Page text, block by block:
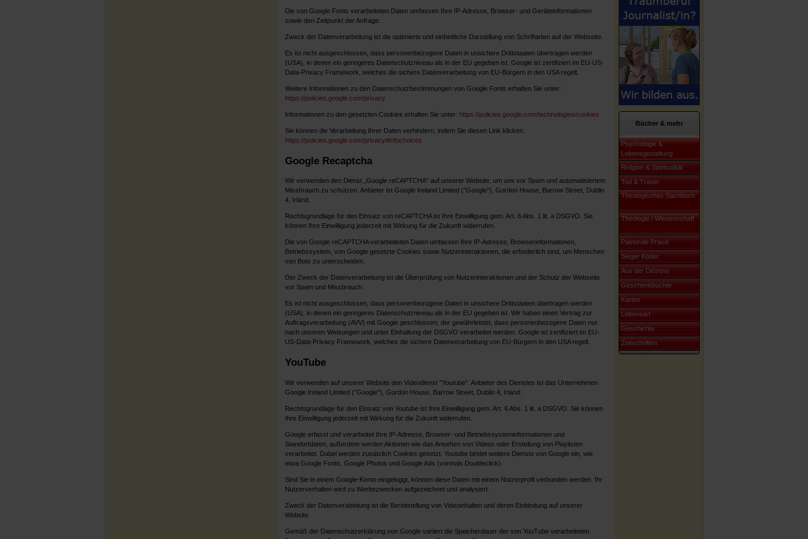
Die von Google Fonts verarbeiteten Daten umfassen Ihre IP-Adresse, Browser- und Geräteinformationen
sowie den Zeitpunkt der Anfrage.
Zweck der Datenverarbeitung ist die optimierte und einheitliche Darstellung von Schriftarten auf der Webseite.
Es ist nicht ausgeschlossen, dass personenbezogene Daten in unsichere Drittstaaten übertragen werden
(USA), in denen ein geringeres Datenschutzniveau als in der EU gegeben ist. Google ist zertifiziert im EU-US-
Data-Privacy Framework, welches die sichere Datenverarbeitung von EU-Bürgern in den USA regelt.
Weitere Informationen zu den Datenschutzbestimmungen von Google Fonts erhalten Sie unter:
https://policies.google.com/privacy
Informationen zu den gesetzten Cookies erhalten Sie unter: https://policies.google.com/technologies/cookies
Sie können die Verarbeitung Ihrer Daten verhindern, indem Sie diesen Link klicken:
https://policies.google.com/privacy#infochoices
Google Recaptcha
Wir verwenden den Dienst „Google reCAPTCHA“ auf unserer Website, um uns vor Spam und automatisiertem
Missbrauch zu schützen. Anbieter ist Google Ireland Limited ("Google"), Gordon House, Barrow Street, Dublin
4, Irland.
Rechtsgrundlage für den Einsatz von reCAPTCHA ist Ihre Einwilligung gem. Art. 6 Abs. 1 lit. a DSGVO. Sie
können Ihre Einwilligung jederzeit mit Wirkung für die Zukunft widerrufen.
Die von Google reCAPTCHA verarbeiteten Daten umfassen Ihre IP-Adresse, Browserinformationen,
Betriebssystem, von Google gesetzte Cookies sowie Nutzerinteraktionen, die erforderlich sind, um Menschen
von Bots zu unterscheiden.
Der Zweck der Datenverarbeitung ist die Überprüfung von Nutzerinteraktionen und der Schutz der Webseite
vor Spam und Missbrauch.
Es ist nicht ausgeschlossen, dass personenbezogene Daten in unsichere Drittstaaten übertragen werden
(USA), in denen ein geringeres Datenschutzniveau als in der EU gegeben ist. Wir haben einen Vertrag zur
Auftragsverarbeitung (AVV) mit Google geschlossen, der gewährleistet, dass personenbezogene Daten nur
nach unseren Weisungen und unter Einhaltung der DSGVO verarbeitet werden. Google ist zertifiziert im EU-
US-Data-Privacy Framework, welches die sichere Datenverarbeitung von EU-Bürgern in den USA regelt.
YouTube
Wir verwenden auf unserer Website den Videodienst "Youtube". Anbieter des Dienstes ist das Unternehmen
Google Ireland Limited ("Google"), Gordon House, Barrow Street, Dublin 4, Irland.
Rechtsgrundlage für den Einsatz von Youtube ist Ihre Einwilligung gem. Art. 6 Abs. 1 lit. a DSGVO. Sie können
Ihre Einwilligung jederzeit mit Wirkung für die Zukunft widerrufen.
Google erfasst und verarbeitet Ihre IP-Adresse, Browser- und Betriebssysteminformationen und
Standortdaten, außerdem werden Aktionen wie das Ansehen von Videos oder Erstellung von Playlisten
verarbeitet. Dabei werden zusätzlich Cookies gesetzt. Youtube bindet weitere Dienste von Google ein, wie
etwa Google Fonts, Google Photos und Google Ads (vormals Doubleclick).
Sind Sie in einem Google-Konto eingeloggt, können diese Daten mit einem Nutzerprofil verbunden werden. Ihr
Nutzerverhalten wird zu Werbezwecken aufgezeichnet und analysiert.
Zweck der Datenverabeitung ist die Bereitstellung von Videoinhalten und deren Einbindung auf unserer
Website.
Gemäß der Datenschutzerklärung von Google variiert die Speicherdauer der von YouTube verarbeiteten
Bücher & mehr
Psychologie &
Lebensgestaltung
Religion & Spiritualität
Tod & Trauer
Theologisches Sachbuch
Theologie / Wissenschaft
Pastorale Praxis
Sieger Köder
Aus der Diözese
Geschenkbücher
Karten
Lebensart
Geschichte
Zeitschriften